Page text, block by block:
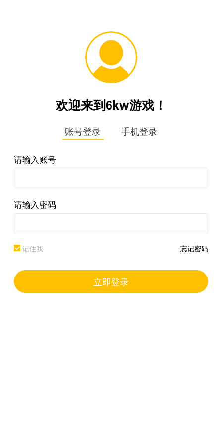
欢迎来到6kw游戏！
账号登录 手机登录
请输入账号
请输入密码
记住我 忘记密码
立即登录